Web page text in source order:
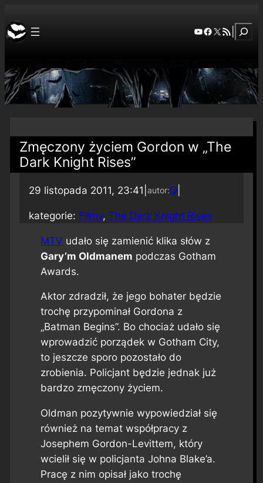
YouTube
Facebook
X RSS Feed
Zmęczony życiem Gordon w „The
Dark Knight Rises”
29 listopada 2011, 23:41 autor:Q
kategorie: Filmy, The Dark Knight Rises
MTV udało się zamienić klika słów z
Gary’m Oldmanem podczas Gotham
Awards.
Aktor zdradził, że jego bohater będzie
trochę przypominał Gordona z
„Batman Begins”. Bo chociaż udało się
wprowadzić porządek w Gotham City,
to jeszcze sporo pozostało do
zrobienia. Policjant będzie jednak już
bardzo zmęczony życiem.
Oldman pozytywnie wypowiedział się
również na temat współpracy z
Josephem Gordon-Levittem, który
wcielił się w policjanta Johna Blake’a.
Pracę z nim opisał jako trochę